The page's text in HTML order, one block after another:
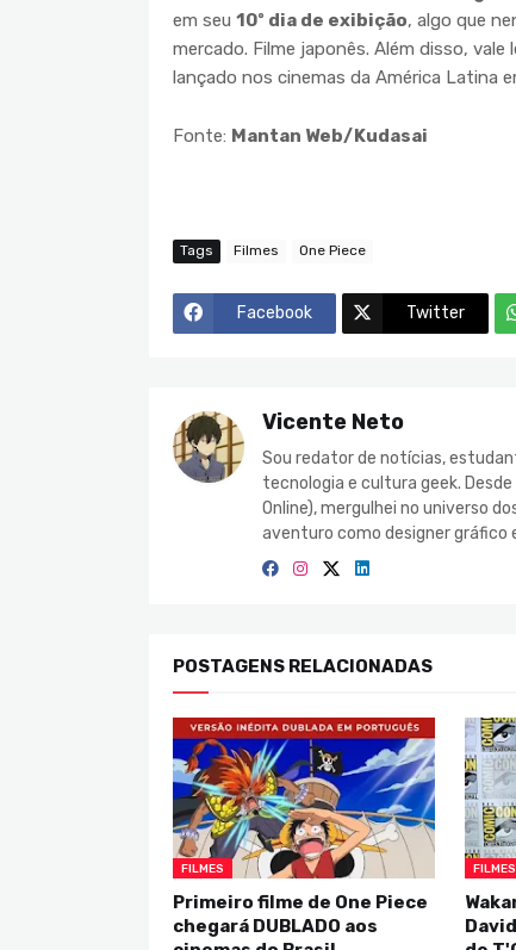
em seu 10º dia de exibição, algo que
mercado. Filme japonês. Além disso,
lançado nos cinemas da América Latina
Fonte: Mantan Web/Kudasai
Tags Filmes One Piece
Facebook Twitter
Vicente Neto
Sou redator de notícias,
tecnologia e cultura geek.
Online), mergulhei no universo
aventuro como designer gráfico
POSTAGENS RELACIONADAS
FILMES
Primeiro filme de One Piece
chegará DUBLADO aos
FILMES